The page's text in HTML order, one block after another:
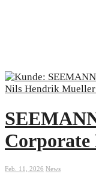
Feb. 11, 2026 News